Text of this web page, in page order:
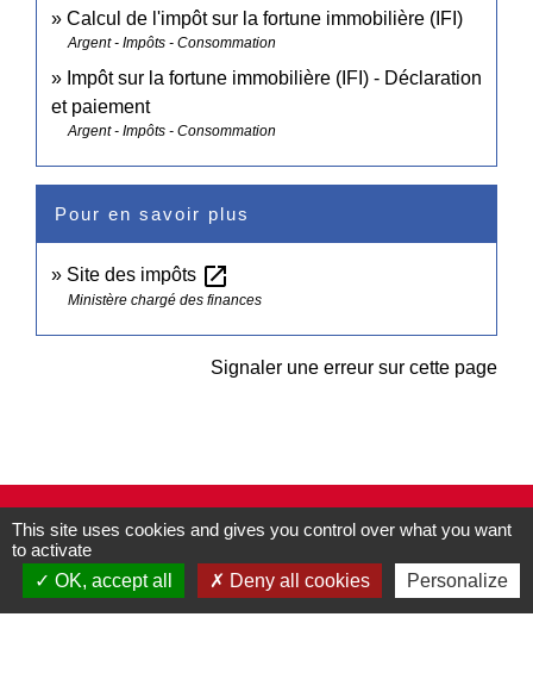
Calcul de l'impôt sur la fortune immobilière (IFI)
Argent - Impôts - Consommation
Impôt sur la fortune immobilière (IFI) - Déclaration
et paiement
Argent - Impôts - Consommation
Pour en savoir plus
Site des impôts open_in_new
Ministère chargé des finances
Signaler une erreur sur cette page
Contacts
2 rue des Rossignols
27130 Pullay - FRANCE
This site uses cookies and gives you control over what you want
to activate
OK, accept all
Deny all cookies Personalize